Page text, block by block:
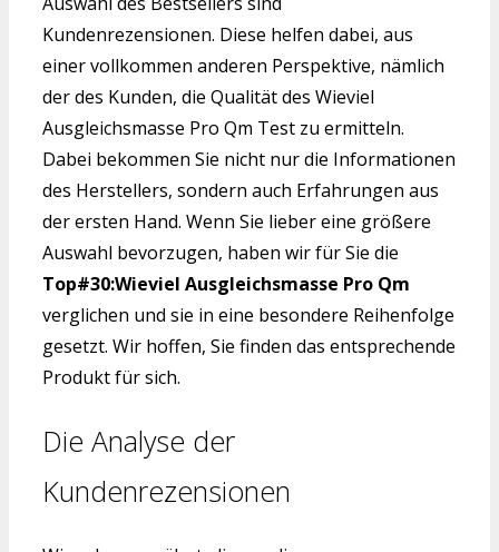
Kundenrezensionen. Diese helfen dabei, aus
einer vollkommen anderen Perspektive, nämlich
der des Kunden, die Qualität des Wieviel
Ausgleichsmasse Pro Qm Test zu ermitteln.
Dabei bekommen Sie nicht nur die Informationen
des Herstellers, sondern auch Erfahrungen aus
der ersten Hand. Wenn Sie lieber eine größere
Auswahl bevorzugen, haben wir für Sie die
Top#30:Wieviel Ausgleichsmasse Pro Qm
verglichen und sie in eine besondere Reihenfolge
gesetzt. Wir hoffen, Sie finden das entsprechende
Produkt für sich.
Die Analyse der
Kundenrezensionen